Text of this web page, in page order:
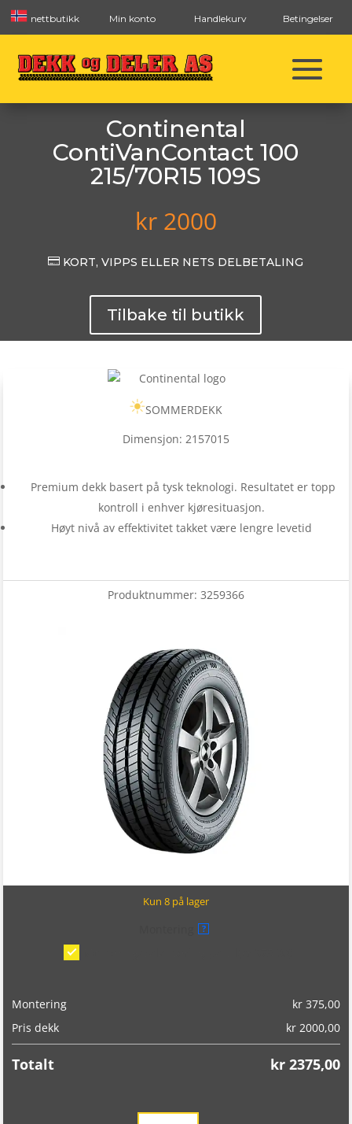
nettbutikk Min konto Handlekurv Betingelser
Continental
ContiVanContact 100
215/70R15 109S
kr2000
 KORT, VIPPS ELLER NETS DELBETALING
Tilbake til butikk
SOMMERDEKK
Dimensjon: 2157015
Premium dekk basert på tysk teknologi. Resultatet er topp
kontroll i enhver kjøresituasjon.
Høyt nivå av effektivitet takket være lengre levetid
Produktnummer: 3259366
Kun 8 på lager
?
Montering kr375,00
Pris dekk
kr2000,00
Totalt kr2375,00
Continental